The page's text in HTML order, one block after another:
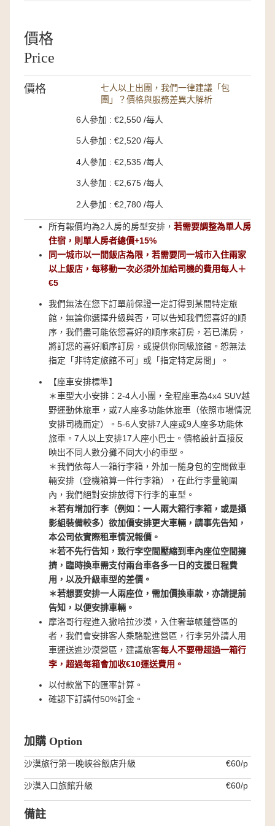
價格
Price
價格
七人以上出團，我們一律建議「包
團」？價格與服務差異大解析
6人參加 : €2,550 /每人
5人參加 : €2,520 /每人
4人參加 : €2,535 /每人
3人參加 : €2,675 /每人
2人參加 : €2,780 /每人
所有報價均為2人房的房型安排， 若需要調整為單人房
住宿，則單人房者總價+15%
同一城市以一間飯店為限，若需要同一城市入住兩家
以上飯店，每移動一次必須外加給司機的費用每人＋
€5
我們無法在您下訂單前保證一定訂得到某間特定旅
館，無論你選擇升級與否，可以告知我們您喜好的順
序，我們盡可能依您喜好的順序來訂房，若已滿房，
將訂您的喜好順序訂房，或提供你同級旅館。恕無法
指定「非特定旅館不可」或「指定特定房間」。
【座車安排標準】
＊車型大小安排：2-4人小團，全程座車為4x4 SUV越
野運動休旅車，或7人座多功能休旅車（依照市場情況
安排司機而定）。5-6人安排7人座或9人座多功能休
旅車。7人以上安排17人座小巴士。價格設計直接反
映出不同人數分攤不同大小的車型。
＊我們依每人一箱行李箱，外加一隨身包的空間做車
輛安排（登機箱算一件行李箱），在此行李量範圍
內，我們絕對安排放得下行李的車型。
＊若有增加行李（例如：一人兩大箱行李箱，或是攝
影組裝備較多）欲加價安排更大車輛，請事先告知，
本公司依實際租車情況報價。
＊若不先行告知，致行李空間壓縮到車內座位空間擁
擠，臨時換車需支付兩台車各多一日的支援日程費
用，以及升級車型的差價。
＊若想要安排一人兩座位，需加價換車款，亦請提前
告知，以便安排車輛。
摩洛哥行程進入撒哈拉沙漠，入住奢華帳蓬營區的
者，我們會安排客人乘駱駝進營區，行李另外請人用
車運送進沙漠營區，建議旅客每人不要帶超過一箱行
李，超過每箱會加收€10運送費用。
以付款當下的匯率計算。
確認下訂請付50%訂金。
加購 Option
沙漠旅行第一晚峽谷飯店升級 €60/p
沙漠入口旅館升級 €60/p
備註